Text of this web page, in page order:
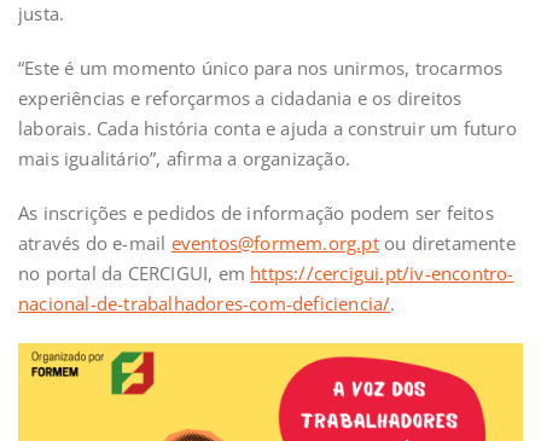
justa.
“Este é um momento único para nos unirmos, trocarmos
experiências e reforçarmos a cidadania e os direitos
laborais. Cada história conta e ajuda a construir um futuro
mais igualitário”, afirma a organização.
As inscrições e pedidos de informação podem ser feitos
através do e-mail eventos@formem.org.ptou diretamente
no portal da CERCIGUI, em https://cercigui.pt/iv-encontro-
nacional-de-trabalhadores-com-deficiencia/.